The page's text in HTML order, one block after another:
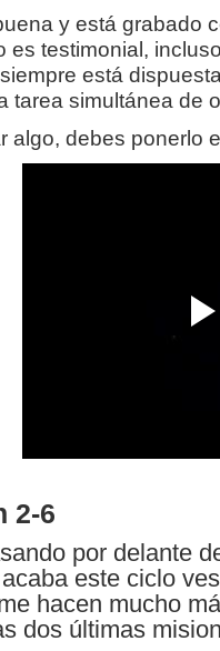
y está grabado
es testimonial,
está
tarea simultánea de
algo, debes ponerlo
2-6
por delante
este ciclo
hacen mucho
dos últimas